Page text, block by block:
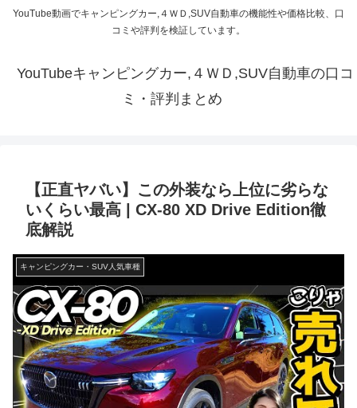
YouTube動画でキャンピングカー,４ＷＤ,SUV自動車の機能性や価格比較、口
コミや評判を検証しています。
YouTubeキャンピングカー,４ＷＤ,SUV自動車の口コ
ミ・評判まとめ
【正直ヤバい】この外装なら上位に劣らな
いくらい最高 | CX-80 XD Drive Edition徹
底解説
キャンピングカー・SUV人気車種